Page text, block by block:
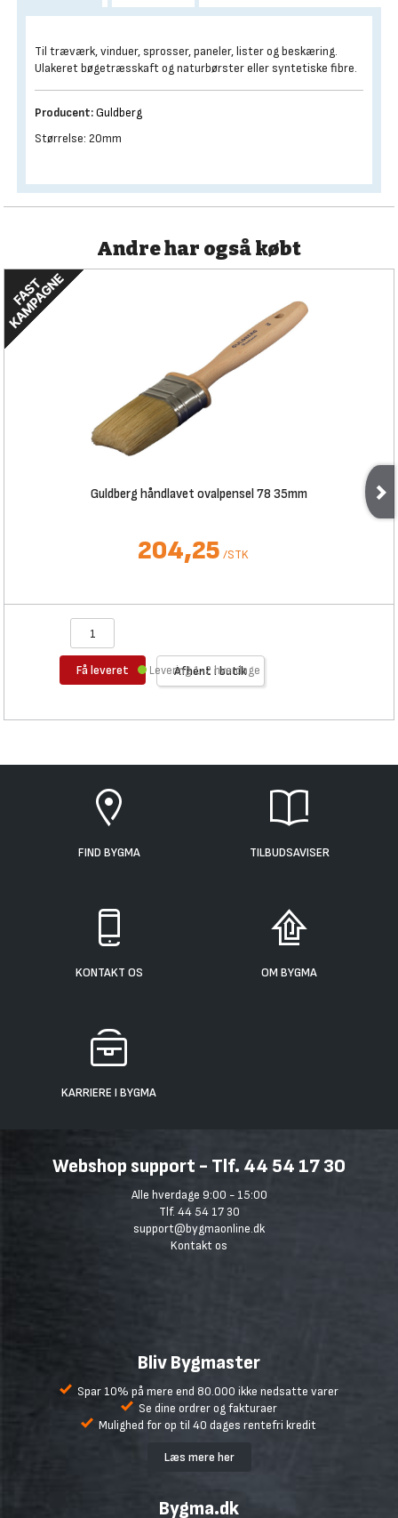
Til træværk, vinduer, sprosser, paneler, lister og beskæring.
Ulakeret bøgetræsskaft og naturbørster eller syntetiske fibre.
Producent:Guldberg
Størrelse: 20mm
Andre har også købt
Guldberg håndlavet ovalpensel 78 35mm
204,25 /STK
Få leveret Afhent i butik
Levering 1-2 hverdage
FIND BYGMA TILBUDSAVISER
KONTAKT OS OM BYGMA
KARRIERE I BYGMA
Webshop support - Tlf. 44 54 17 30
Alle hverdage 9:00 - 15:00
Tlf. 44 54 17 30
support@bygmaonline.dk
Kontakt os
Bliv Bygmaster
Spar 10% på mere end 80.000 ikke nedsatte varer
Se dine ordrer og fakturaer
Mulighed for op til 40 dages rentefri kredit
Læs mere her
Bygma.dk